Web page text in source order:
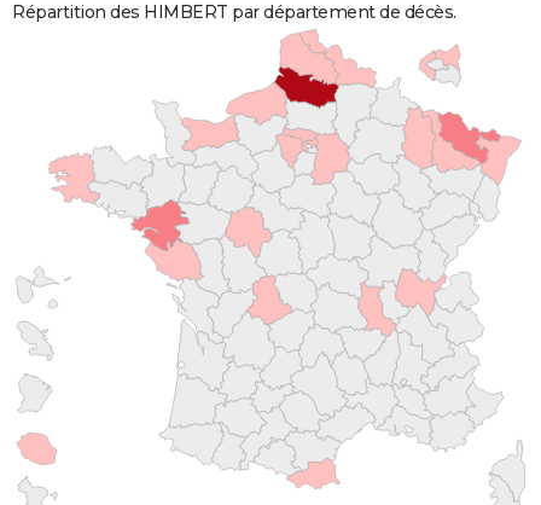
Répartition des HIMBERT par département de décès.